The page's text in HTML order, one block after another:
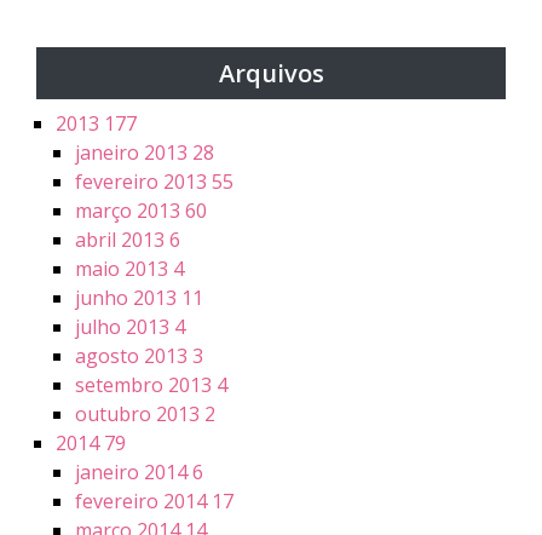
Arquivos
2013 177
janeiro 2013 28
fevereiro 2013 55
março 2013 60
abril 2013 6
maio 2013 4
junho 2013 11
julho 2013 4
agosto 2013 3
setembro 2013 4
outubro 2013 2
201479
janeiro 20146
fevereiro 2014 17
março 2014 14